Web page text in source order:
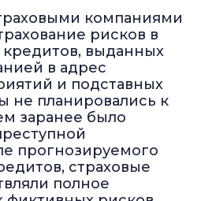
компаниями
рисков в
кредитов, выданных
в адрес
и подставных
не планировались к
заранее было
прогнозируемого
страховые
полное